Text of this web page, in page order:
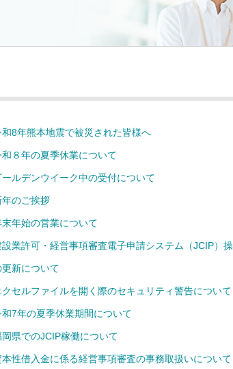
和8年熊本地震で被災された皆様へ
和８年の夏季休業について
ールデンウイーク中の受付について
年のご挨拶
末年始の営業について
設業許可・経営事項審査電子申請システム（JCIP）
更新について
クセルファイルを開く際のセキュリティ警告について
和7年の夏季休業期間について
岡県でのJCIP稼働について
本性借入金に係る経営事項審査の事務取扱いについて